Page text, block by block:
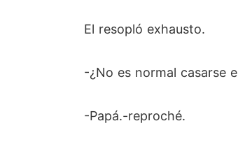
El resopló exhausto.
-¿No es normal casarse
-Papá.-reproché.